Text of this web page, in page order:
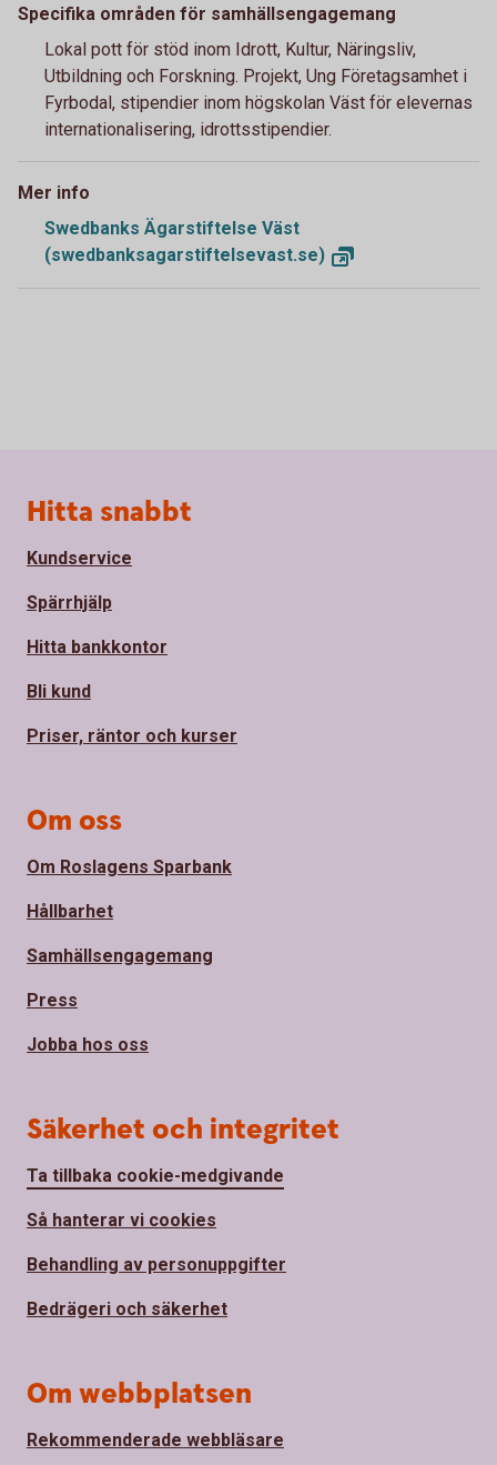
Specifika områden för samhällsengagemang
Lokal pott för stöd inom Idrott, Kultur, Näringsliv,
Utbildning och Forskning. Projekt, Ung Företagsamhet i
Fyrbodal, stipendier inom högskolan Väst för elevernas
internationalisering, idrottsstipendier.
Mer info
Swedbanks Ägarstiftelse Väst
(swedbanksagarstiftelsevast.se)
Sidfot
Hitta snabbt
Kundservice
Spärrhjälp
Hitta bankkontor
Bli kund
Priser, räntor och kurser
Om oss
Om Roslagens Sparbank
Hållbarhet
Samhällsengagemang
Press
Jobba hos oss
Säkerhet och integritet
Ta tillbaka cookie-medgivande
Så hanterar vi cookies
Behandling av personuppgifter
Bedrägeri och säkerhet
Om webbplatsen
Rekommenderade webbläsare